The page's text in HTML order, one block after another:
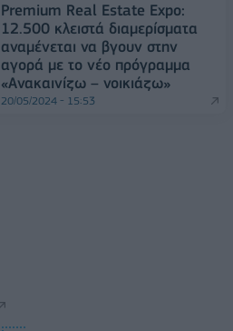
Premium Real Estate Expo:
12.500 κλειστά διαμερίσματα
αναμένεται να βγουν στην
αγορά με το νέο πρόγραμμα
«Ανακαινίζω – νοικιάζω»
20/05/2024 - 15:53